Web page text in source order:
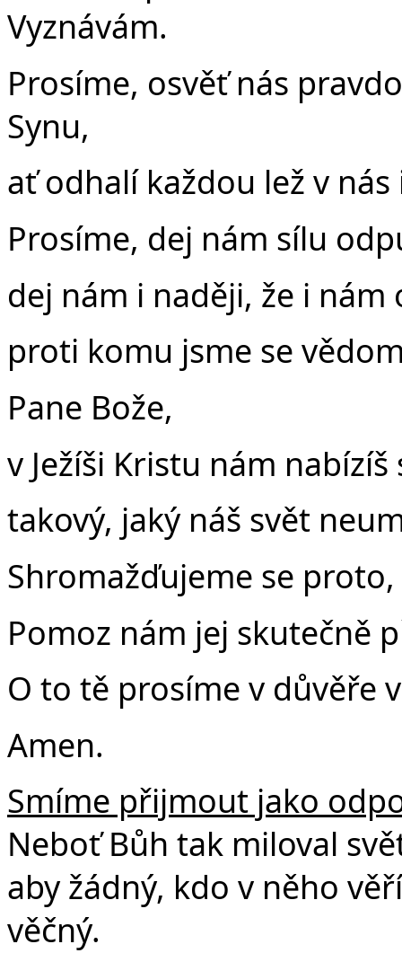
Vyznávám.
Prosíme, osvěť nás
Synu,
ať odhalí každou lež v
Prosíme, dej nám sílu
dej nám i naději, že i
proti komu jsme se
Pane Bože,
v Ježíši Kristu nám
takový, jaký náš svět
Shromažďuje­me se
Pomoz nám jej skutečně
O to tě prosíme v důvěře
Amen.
Smíme přijmout jako
Neboť Bůh tak miloval
aby žádný, kdo v něho
věčný.